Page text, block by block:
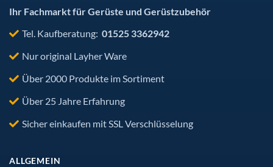
werden
Ihr Fachmarkt für Gerüste und Gerüstzubehör
Tel. Kaufberatung: 01525 3362942
Nur original Layher Ware
Über 2000 Produkte im Sortiment
Über 25 Jahre Erfahrung
Sicher einkaufen mit SSL Verschlüsselung
ALLGEMEIN